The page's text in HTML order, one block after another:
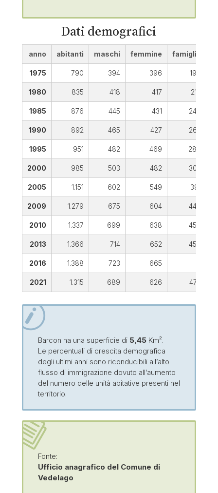
Dati demografici
anno abitanti maschi femmine famiglie
1975 790 394 396 190
1980 835 418 417 217
1985 876 445 431 248
1990 892 465 427 264
1995 951 482 469 289
2000 985 503 482 307
2005 1.151 602 549 391
2009 1.279 675 604 440
2010 1.337 699 638 458
2013 1.366 714 652 458
2016 1.388 723 665
2021 1.315 689 626 475
Barcon ha una superficie di 5,45Km².
Le percentuali di crescita demografica
degli ultimi anni sono riconducibili all’alto
flusso di immigrazione dovuto all’aumento
del numero delle unità abitative presenti nel
territorio.
Fonte:
Ufficio anagrafico del Comune di
Vedelago